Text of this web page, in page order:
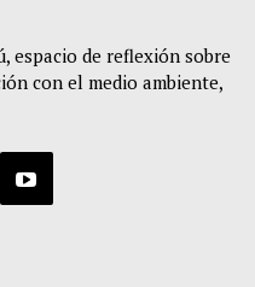
espacio de reflexión sobre
con el medio ambiente,